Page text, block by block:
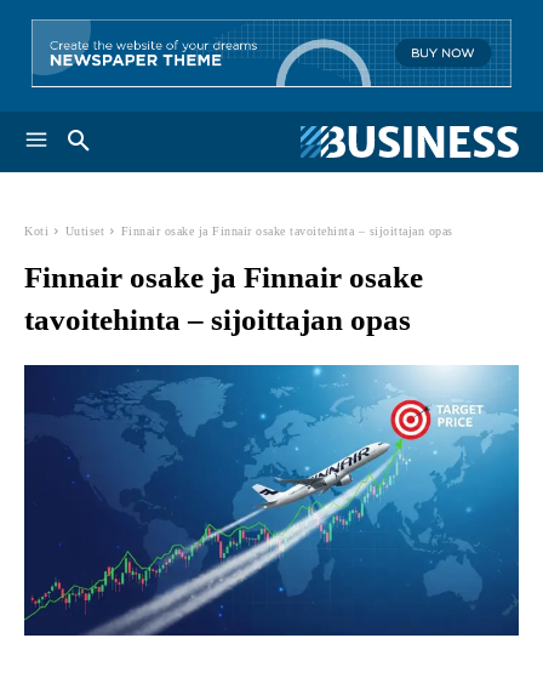
Koti Uutiset Finnair osake ja Finnair osake tavoitehinta – sijoittajan opas
Finnair osake ja Finnair osake
tavoitehinta – sijoittajan opas